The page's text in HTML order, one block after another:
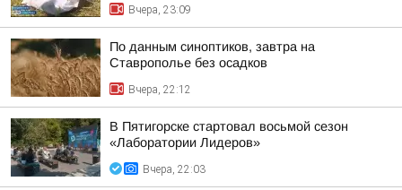
Вчера, 23:09
По данным синоптиков, завтра на
Ставрополье без осадков
Вчера, 22:12
В Пятигорске стартовал восьмой сезон
«Лаборатории Лидеров»
Вчера, 22:03